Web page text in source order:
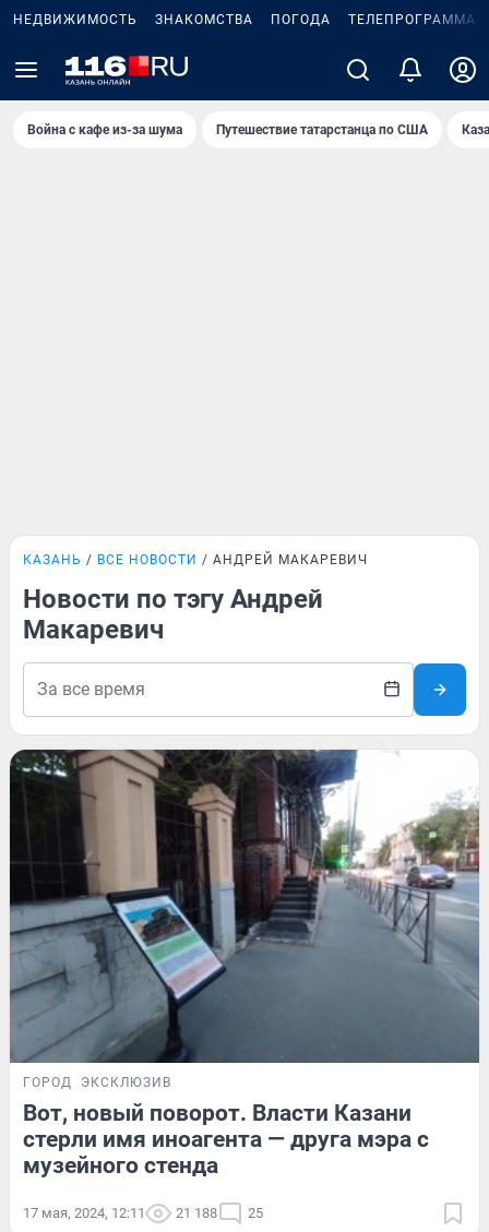
НЕДВИЖИМОСТЬ ЗНАКОМСТВА ПОГОДА ТЕЛЕПРОГРАММА
Война с кафе из-за шума Путешествие татарстанца по США
КАЗАНЬ ВСЕ НОВОСТИ АНДРЕЙ МАКАРЕВИЧ
Новости по тэгу Андрей
Макаревич
ГОРОД ЭКСКЛЮЗИВ
Вот, новый поворот. Власти Казани
стерли имя иноагента — друга мэра с
музейного стенда
17 мая, 2024, 12:11 21 188 25